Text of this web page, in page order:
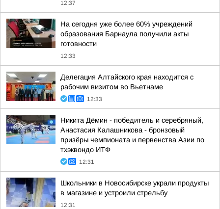
12:37
На сегодня уже более 60% учреждений
образования Барнаула получили акты
готовности
12:33
Делегация Алтайского края находится с
рабочим визитом во Вьетнаме
12:33
Никита Дёмин - победитель и серебряный,
Анастасия Калашникова - бронзовый
призёры чемпионата и первенства Азии по
тхэквондо ИТФ
12:31
Школьники в Новосибирске украли продукты
в магазине и устроили стрельбу
12:31